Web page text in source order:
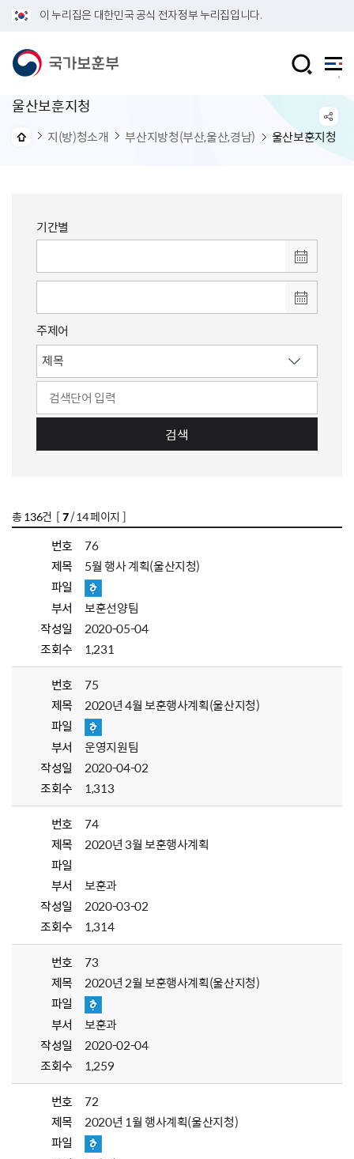
이 누리집은 대한민국 공식 전자정부 누리집입니다.
울산보훈지청
지(방)청소개 부산지방청(부산,울산,경남) 울산보훈지청
기간별
주제어
검색
총 136건 [7/ 14 페이지 ]
번호
76
제목
5월 행사 계획(울산지청)
파일
부서
보훈선양팀
작성일
2020-05-04
조회수
1,231
번호
75
제목
2020년 4월 보훈행사계획(울산지청)
파일
부서
운영지원팀
작성일
2020-04-02
조회수
1,313
번호
74
제목
2020년 3월 보훈행사계획
파일
부서
보훈과
작성일
2020-03-02
조회수
1,314
번호
73
제목
2020년 2월 보훈행사계획(울산지청)
파일
부서
보훈과
작성일
2020-02-04
조회수
1,259
번호
72
제목
2020년 1월 행사계획(울산지청)
파일